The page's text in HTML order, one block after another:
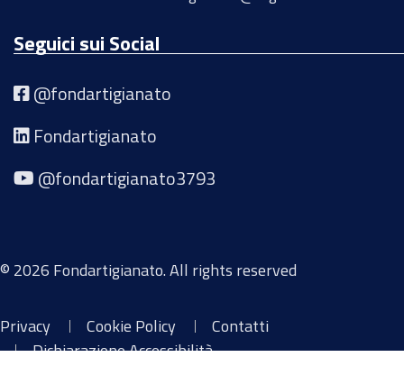
Seguici sui Social
@fondartigianato
Fondartigianato
@fondartigianato3793
© 2026 Fondartigianato. All rights reserved
Privacy Cookie Policy
Contatti
Dichiarazione Accessibilità